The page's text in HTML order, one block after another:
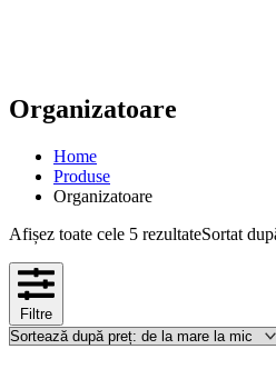
Organizatoare
Home
Produse
Organizatoare
Afișez toate cele 5 rezultateSortat
Filtre